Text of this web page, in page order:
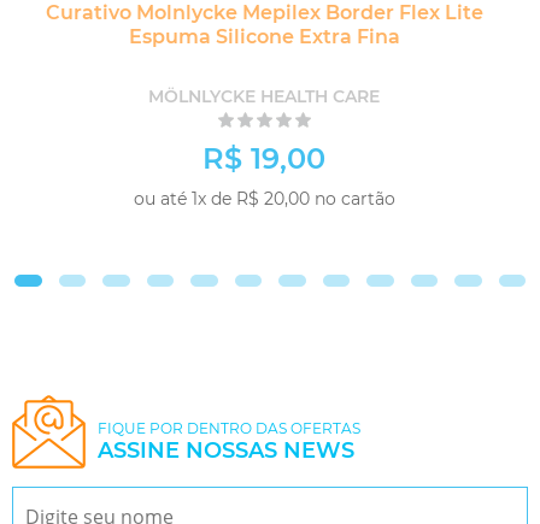
Curativo Molnlycke Mepilex Border Flex Lite
Espuma Silicone Extra Fina
MÖLNLYCKE HEALTH CARE
R$ 19,00
ou até 1x de R$ 20,00 no cartão
FIQUE POR DENTRO DAS OFERTAS
ASSINE NOSSAS NEWS